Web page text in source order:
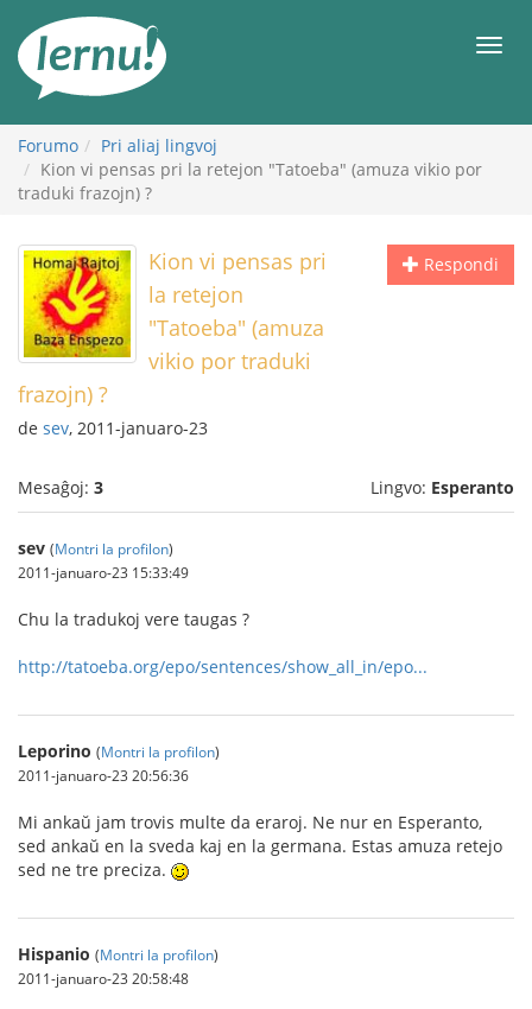
enhavo
Forumo
Pri aliaj lingvoj
Kion vi pensas pri la retejon "Tatoeba" (amuza vikio por
traduki frazojn) ?
Respondi
Kion vi pensas pri
la retejon
"Tatoeba" (amuza
vikio por traduki
frazojn) ?
de sev, 2011-januaro-23
Mesaĝoj: 3 Lingvo: Esperanto
sev (Montri la profilon)
2011-januaro-23 15:33:49
Chu la tradukoj vere taugas ?
http://tatoeba.org/epo/sentences/show_all_in/epo...
Leporino (Montri la profilon)
2011-januaro-23 20:56:36
Mi ankaŭ jam trovis multe da eraroj. Ne nur en Esperanto,
sed ankaŭ en la sveda kaj en la germana. Estas amuza retejo
sed ne tre preciza.
Hispanio (Montri la profilon)
2011-januaro-23 20:58:48